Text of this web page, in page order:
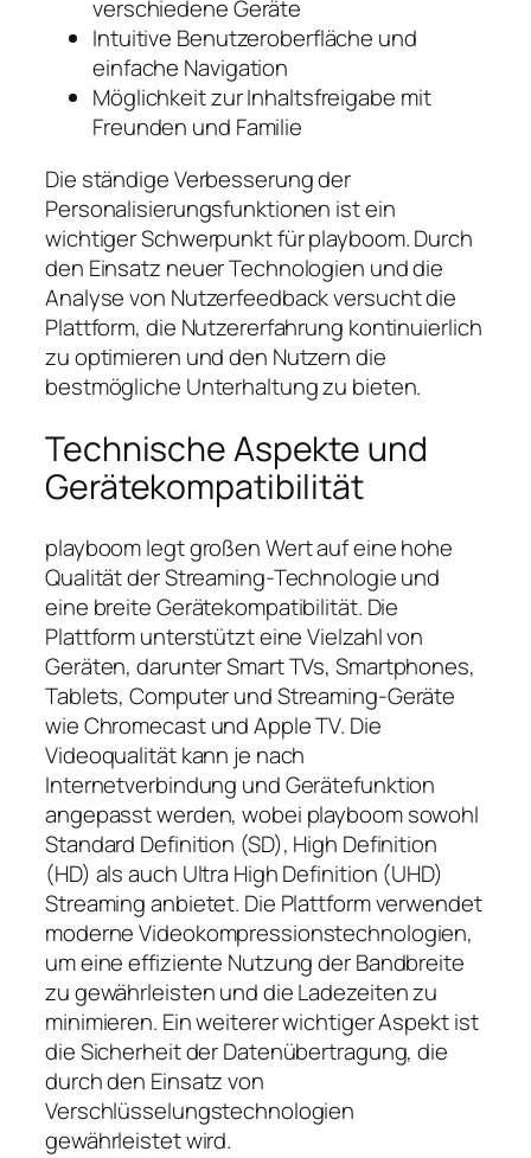
verschiedene Geräte
Intuitive Benutzeroberfläche und
einfache Navigation
Möglichkeit zur Inhaltsfreigabe mit
Freunden und Familie
Die ständige Verbesserung der
Personalisierungsfunktionen ist ein
wichtiger Schwerpunkt für playboom. Durch
den Einsatz neuer Technologien und die
Analyse von Nutzerfeedback versucht die
Plattform, die Nutzererfahrung kontinuierlich
zu optimieren und den Nutzern die
bestmögliche Unterhaltung zu bieten.
Technische Aspekte und
Gerätekompatibilität
playboom legt großen Wert auf eine hohe
Qualität der Streaming-Technologie und
eine breite Gerätekompatibilität. Die
Plattform unterstützt eine Vielzahl von
Geräten, darunter Smart TVs, Smartphones,
Tablets, Computer und Streaming-Geräte
wie Chromecast und Apple TV. Die
Videoqualität kann je nach
Internetverbindung und Gerätefunktion
angepasst werden, wobei playboom sowohl
Standard Definition (SD), High Definition
(HD) als auch Ultra High Definition (UHD)
Streaming anbietet. Die Plattform verwendet
moderne Videokompressionstechnologien,
um eine effiziente Nutzung der Bandbreite
zu gewährleisten und die Ladezeiten zu
minimieren. Ein weiterer wichtiger Aspekt ist
die Sicherheit der Datenübertragung, die
durch den Einsatz von
Verschlüsselungstechnologien
gewährleistet wird.